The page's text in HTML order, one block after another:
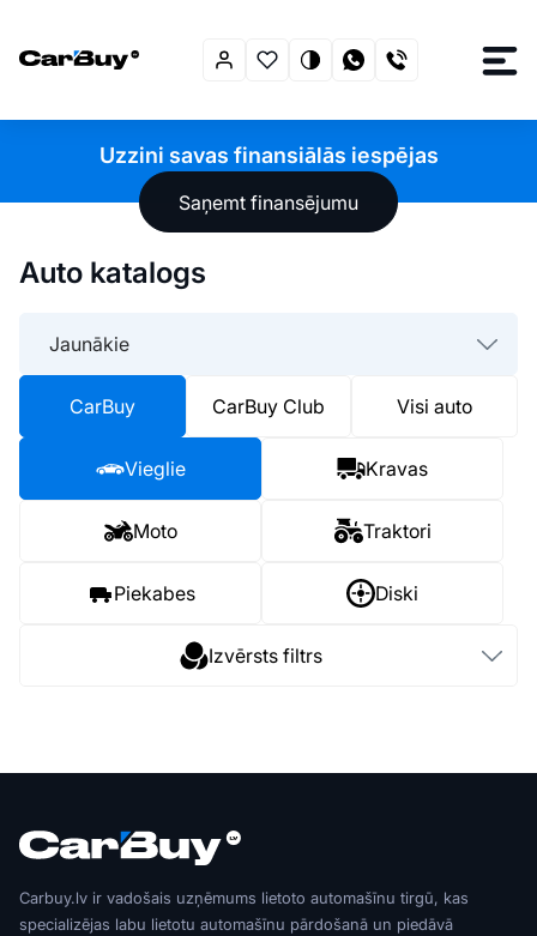
Uzzini savas finansiālās iespējas
Saņemt finansējumu
Auto katalogs
Jaunākie
CarBuy CarBuy Club Visi auto
Vieglie Kravas
Moto Traktori
Piekabes Diski
Izvērsts filtrs
Carbuy.lv ir vadošais uzņēmums lietoto automašīnu tirgū, kas
specializējas labu lietotu automašīnu pārdošanā un piedāvā